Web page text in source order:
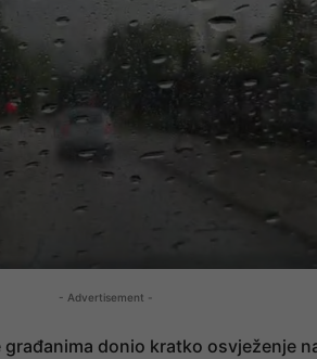
- Advertisement -
donio kratko osvježenje